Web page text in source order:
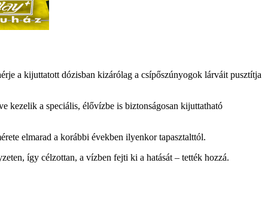
a kijuttatott dózisban kizárólag a csípőszúnyogok lárváit pusztítja
kezelik a speciális, élővízbe is biztonságosan kijuttatható
elmarad a korábbi években ilyenkor tapasztalttól.
így célzottan, a vízben fejti ki a hatását – tették hozzá.